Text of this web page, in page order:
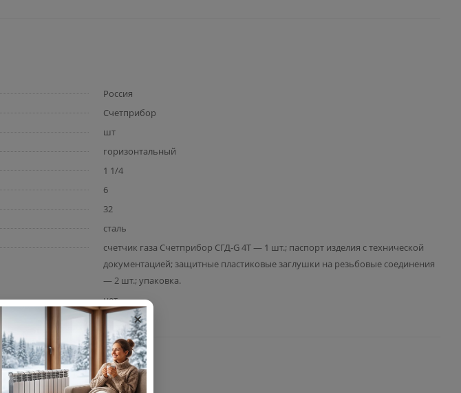
Россия
Счетприбор
шт
горизонтальный
1 1/4
6
32
сталь
счетчик газа Счетприбор СГД-G 4T — 1 шт.; паспорт изделия с технической
документацией; защитные пластиковые заглушки на резьбовые соединения
— 2 шт.; упаковка.
нет
×